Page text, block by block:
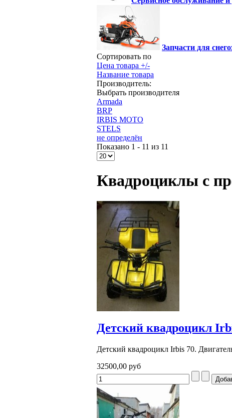
Запчасти для
Сортировать по
Цена товара +/-
Название товара
Производитель:
Выбрать производителя
Armada
BRP
IRBIS MOTO
STELS
не определён
Показано 1 - 11 из 11
Квадроциклы с
Детский квадроцикл
Детский квадроцикл Irbis 70.
32500,00 руб